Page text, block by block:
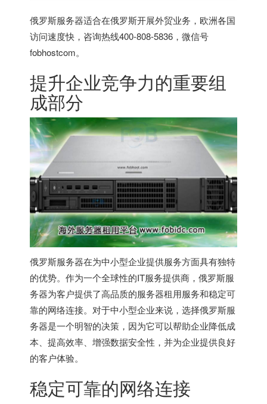
俄罗斯服务器适合在俄罗斯开展外贸业务，欧洲各国
访问速度快，咨询热线400-808-5836，微信号
fobhostcom。
提升企业竞争力的重要组
成部分
俄罗斯服务器在为中小型企业提供服务方面具有独特
的优势。作为一个全球性的IT服务提供商，俄罗斯服
务器为客户提供了高品质的服务器租用服务和稳定可
靠的网络连接。对于中小型企业来说，选择俄罗斯服
务器是一个明智的决策，因为它可以帮助企业降低成
本、提高效率、增强数据安全性，并为企业提供良好
的客户体验。
稳定可靠的网络连接